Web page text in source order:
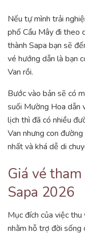
Nếu tự mình trải
phố Cầu Mây đi theo
thành Sapa bạn sẽ
vé hướng dẫn là bạn
Van rồi.
Bước vào bản sẽ có
suối Mường Hoa dẫn
lịch thì đã có nhiều
Van nhưng con
nhất và khá dễ di
Giá vé
Sapa 2026
Mục đích của việc
nhằm hỗ trợ đời sống